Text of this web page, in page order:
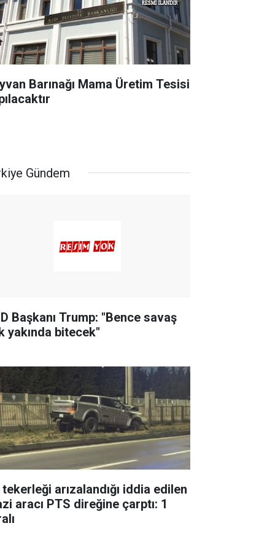
Barınağı Mama Üretim Tesisi
Gündem
Başkanı Trump: "Bence savaş
yakında bitecek"
tekerleği arızalandığı iddia edilen
aracı PTS direğine çarptı: 1